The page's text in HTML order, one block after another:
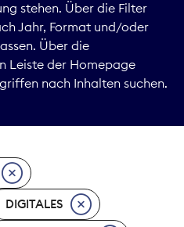
stehen. Über die Filter
Jahr, Format und/oder
Über die
Leiste der Homepage
nach Inhalten suchen.
DIGITALES